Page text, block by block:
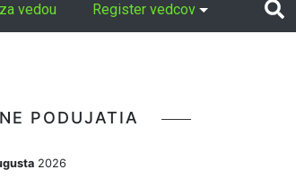
vedou Register vedcov
PODUJATIA
2026